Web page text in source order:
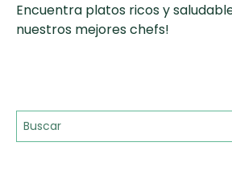
Encuentra platos ricos y
nuestros mejores chefs!